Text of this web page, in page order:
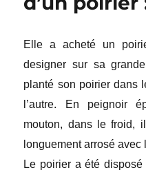
Elle a acheté un
designer sur sa
planté son poirier dans
l’autre. En peignoir
mouton, dans le froid,
longuement arrosé avec
Le poirier a été